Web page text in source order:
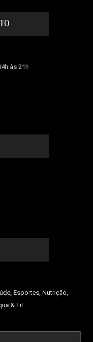
às 21h
Esportes, Nutrição,
& Fit.